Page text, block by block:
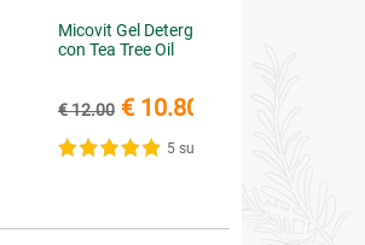
Micovit Gel Detergente Viso
con Tea Tree Oil
€ 12.00 € 10.80
5 su 5